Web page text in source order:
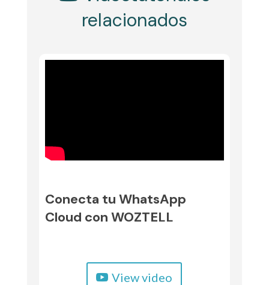
relacionados
Conecta tu WhatsApp
Cloud con WOZTELL
View video